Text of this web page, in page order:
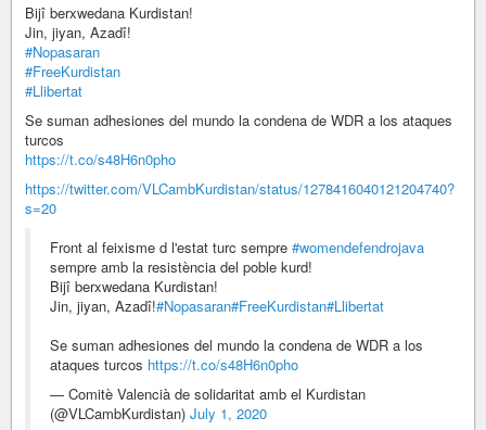
Bijî berxwedana Kurdistan!
Jin, jiyan, Azadî!
#Nopasaran
#FreeKurdistan
#Llibertat
Se suman adhesiones del mundo la condena de WDR a los ataques
turcos
https://t.co/s48H6n0pho
https://twitter.com/VLCambKurdistan/status/1278416040121204740?
s=20
Front al feixisme d l'estat turc sempre #womendefendrojava
sempre amb la resistència del poble kurd!
Bijî berxwedana Kurdistan!
Jin, jiyan, Azadî!#Nopasaran#FreeKurdistan#Llibertat
Se suman adhesiones del mundo la condena de WDR a los
ataques turcos https://t.co/s48H6n0pho
— Comitè Valencià de solidaritat amb el Kurdistan
(@VLCambKurdistan) July 1, 2020